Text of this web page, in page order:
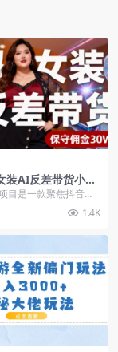
装AI反差带货小众
直播，每天6条作
目是一款聚焦抖音大
道的轻创业项目，以
...
1.4K